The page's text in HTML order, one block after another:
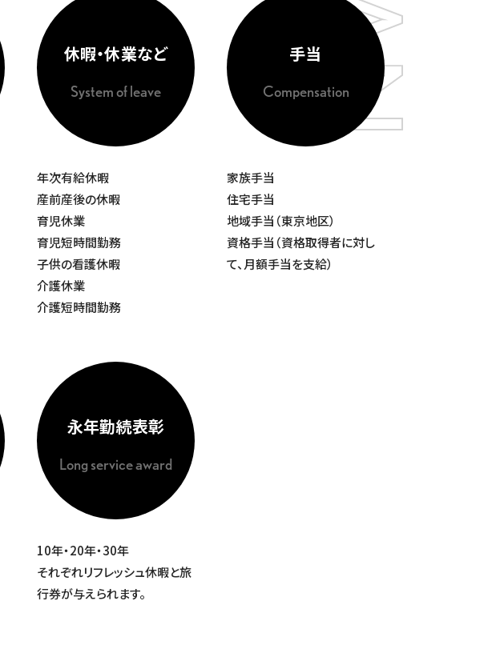
休暇・休業など
System of leave
年次有給休暇
産前産後の休暇
育児休業
育児短時間勤務
子供の看護休暇
介護休業
介護短時間勤務
手当
Compensation
家族手当
住宅手当
地域手当（東京地区）
資格手当（資格取得者に対し
て、月額手当を支給）
永年勤続表彰
Long service award
10年・20年・30年
それぞれリフレッシュ休暇と旅
行券が与えられます。